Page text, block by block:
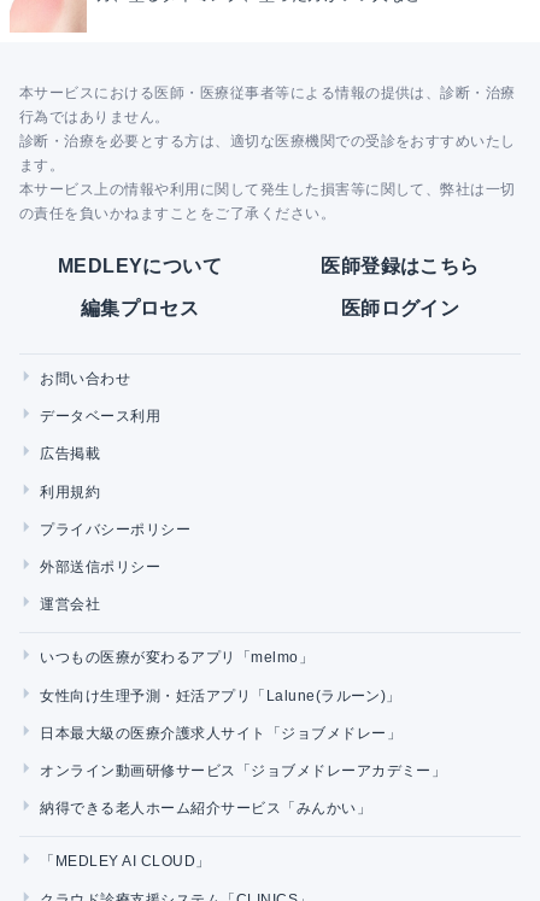
本サービスにおける医師・医療従事者等による情報の提供は、診断・治療
行為ではありません。
診断・治療を必要とする方は、適切な医療機関での受診をおすすめいたし
ます。
本サービス上の情報や利用に関して発生した損害等に関して、弊社は一切
の責任を負いかねますことをご了承ください。
MEDLEYについて 医師登録はこちら
編集プロセス 医師ログイン
お問い合わせ
データベース利用
広告掲載
利用規約
プライバシーポリシー
外部送信ポリシー
運営会社
いつもの医療が変わるアプリ「melmo」
女性向け生理予測・妊活アプリ「Lalune(ラルーン)」
日本最大級の医療介護求人サイト「ジョブメドレー」
オンライン動画研修サービス「ジョブメドレーアカデミー」
納得できる老人ホーム紹介サービス「みんかい」
「MEDLEY AI CLOUD」